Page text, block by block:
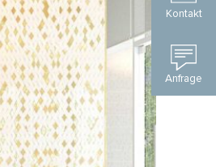
Kontakt
Anfrage